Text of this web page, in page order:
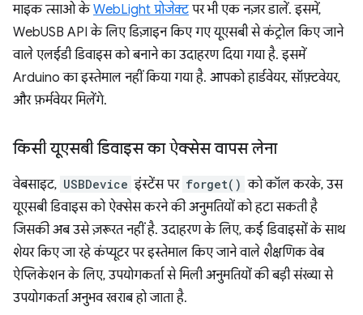
माइक त्साओ केWebLight प्रोजेक्टपर भी एक नज़र डालें. इसमें,
WebUSB API के लिए डिज़ाइन किए गए यूएसबी से कंट्रोल किए जाने
वाले एलईडी डिवाइस को बनाने का उदाहरण दिया गया है. इसमें
Arduino का इस्तेमाल नहीं किया गया है. आपको हार्डवेयर, सॉफ़्टवेयर,
और फ़र्मवेयर मिलेंगे.
किसी यूएसबी डिवाइस का ऐक्सेस वापस लेना
वेबसाइट, USBDevice इंस्टेंस पर forget() को कॉल करके, उस
यूएसबी डिवाइस को ऐक्सेस करने की अनुमतियों को हटा सकती है
जिसकी अब उसे ज़रूरत नहीं है. उदाहरण के लिए, कई डिवाइसों के साथ
शेयर किए जा रहे कंप्यूटर पर इस्तेमाल किए जाने वाले शैक्षणिक वेब
ऐप्लिकेशन के लिए, उपयोगकर्ता से मिली अनुमतियों की बड़ी संख्या से
उपयोगकर्ता अनुभव खराब हो जाता है.